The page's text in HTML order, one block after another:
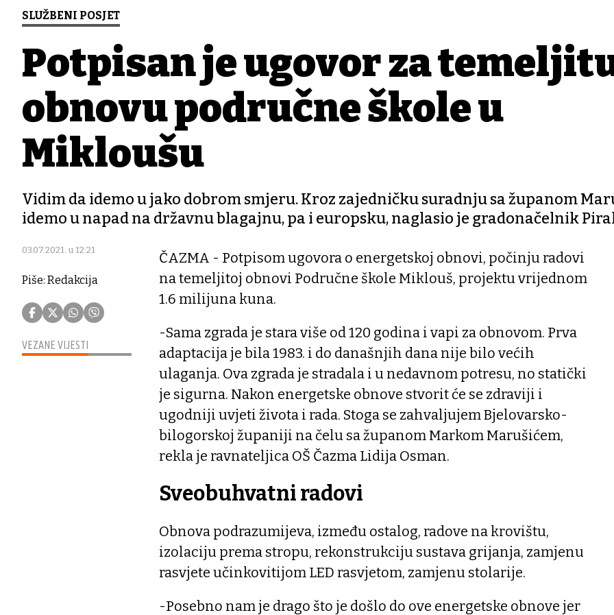
SLUŽBENI POSJET
Potpisan je ugovor za
obnovu područne škole u
Mikloušu
Vidim da idemo u jako dobrom smjeru. Kroz zajedničku suradnju sa županom
idemo u napad na državnu blagajnu, pa i europsku, naglasio je gradonačelnik
03.07.2021. u 12:21
Piše: Redakcija
VEZANE VIJESTI
ČAZMA - Potpisom ugovora o energetskoj obnovi, počinju radovi
na temeljitoj obnovi Područne škole Miklouš, projektu vrijednom
1.6 milijuna kuna.
-Sama zgrada je stara više od 120 godina i vapi za obnovom. Prva
adaptacija je bila 1983. i do današnjih dana nije bilo većih
ulaganja. Ova zgrada je stradala i u nedavnom potresu, no statički
je sigurna. Nakon energetske obnove stvorit će se zdraviji i
ugodniji uvjeti života i rada. Stoga se zahvaljujem Bjelovarsko-
bilogorskoj županiji na čelu sa županom Markom Marušićem,
rekla je ravnateljica OŠ Čazma Lidija Osman.
Sveobuhvatni radovi
Obnova podrazumijeva, između ostalog, radove na krovištu,
izolaciju prema stropu, rekonstrukciju sustava grijanja, zamjenu
rasvjete učinkovitijom LED rasvjetom, zamjenu stolarije.
-Posebno nam je drago što je došlo do ove energetske obnove jer